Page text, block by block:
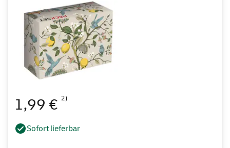
1,99 € 2)
Sofort lieferbar